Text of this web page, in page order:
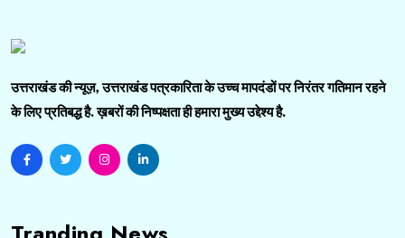
उत्तराखंड की न्यूज़, उत्तराखंड पत्रकारिता के उच्च मापदंडों पर निरंतर गतिमान रहने
के लिए प्रतिबद्ध है. ख़बरों की निष्पक्षता ही हमारा मुख्य उद्देश्य है.